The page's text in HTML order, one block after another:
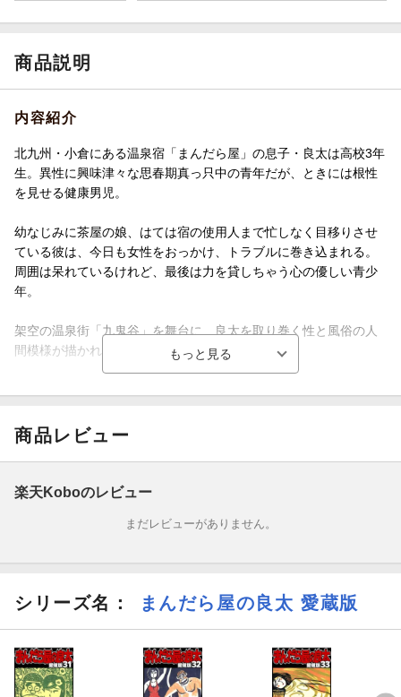
商品説明
内容紹介
北九州・小倉にある温泉宿「まんだら屋」の息子・良太は高校3年
生。異性に興味津々な思春期真っ只中の青年だが、ときには根性
を見せる健康男児。
幼なじみに茶屋の娘、はては宿の使用人まで忙しなく目移りさせ
ている彼は、今日も女性をおっかけ、トラブルに巻き込まれる。
周囲は呆れているけれど、最後は力を貸しちゃう心の優しい青少
年。
架空の温泉街「九鬼谷」を舞台に、良太を取り巻く性と風俗の人
間模様が描かれる名作が電子書籍となって登場。
第1話 総長
第6話 星姫さま
第7話 淡雪
商品レビュー
楽天Koboのレビュー
まだレビューがありません。
シリーズ名： まんだら屋の良太 愛蔵版